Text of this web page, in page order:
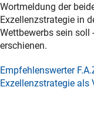
Wortmeldung der
Exzellenzstrategie in
Wettbewerbs sein soll
erschienen.
Empfehlenswerter
Exzellenzstrategie als